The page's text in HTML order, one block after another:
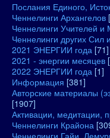
Послания Единого,
Ченнелинги Архангелов
Ченнелинги Учителей и
Ченнелинги других Сил
2021 ЭНЕРГИИ года [71]
2021 - энергии месяцев
2022 ЭНЕРГИИ года [1]
Информация [381]
Авторские материалы
[1907]
Активации, медитации,
Ченнелинги Крайона
Ченнелинги Гайи,